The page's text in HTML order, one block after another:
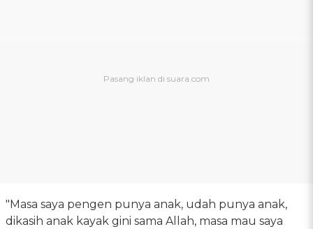
"Masa saya pengen punya anak, udah punya anak,
dikasih anak kayak gini sama Allah, masa mau saya